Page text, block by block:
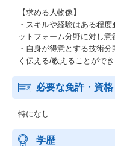
【求める人物像】
・スキルや経験はある程
ットフォーム分野に対し
・自身が得意とする技術
く伝える/教えることがで
必要な免許・資格
特になし
学歴